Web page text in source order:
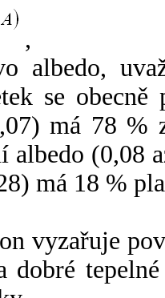
,
albedo,
se
má 78 %
albedo (0,08
má 18 %
vyzařuje
dobré